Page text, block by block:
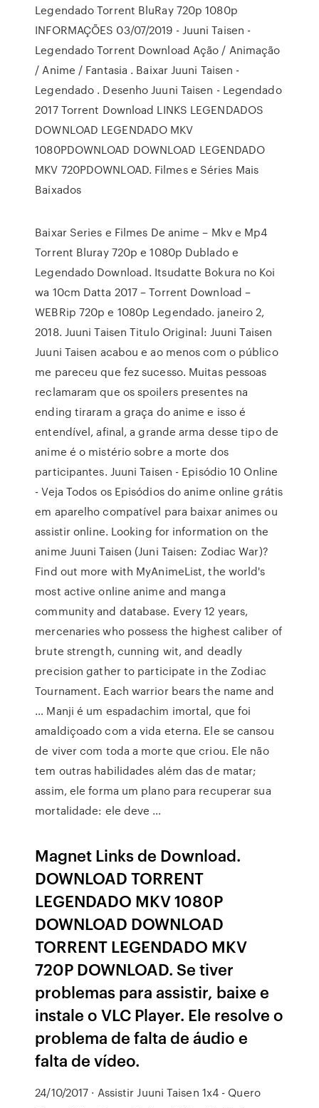
Legendado Torrent BluRay 720p 1080p
INFORMAÇÕES 03/07/2019 - Juuni Taisen -
Legendado Torrent Download Ação / Animação
/ Anime / Fantasia . Baixar Juuni Taisen -
Legendado . Desenho Juuni Taisen - Legendado
2017 Torrent Download LINKS LEGENDADOS
DOWNLOAD LEGENDADO MKV
1080PDOWNLOAD DOWNLOAD LEGENDADO
MKV 720PDOWNLOAD. Filmes e Séries Mais
Baixados
Baixar Series e Filmes De anime – Mkv e Mp4
Torrent Bluray 720p e 1080p Dublado e
Legendado Download. Itsudatte Bokura no Koi
wa 10cm Datta 2017 – Torrent Download –
WEBRip 720p e 1080p Legendado. janeiro 2,
2018. Juuni Taisen Titulo Original: Juuni Taisen
Juuni Taisen acabou e ao menos com o público
me pareceu que fez sucesso. Muitas pessoas
reclamaram que os spoilers presentes na
ending tiraram a graça do anime e isso é
entendível, afinal, a grande arma desse tipo de
anime é o mistério sobre a morte dos
participantes. Juuni Taisen - Episódio 10 Online
- Veja Todos os Episódios do anime online grátis
em aparelho compatível para baixar animes ou
assistir online. Looking for information on the
anime Juuni Taisen (Juni Taisen: Zodiac War)?
Find out more with MyAnimeList, the world's
most active online anime and manga
community and database. Every 12 years,
mercenaries who possess the highest caliber of
brute strength, cunning wit, and deadly
precision gather to participate in the Zodiac
Tournament. Each warrior bears the name and
… Manji é um espadachim imortal, que foi
amaldiçoado com a vida eterna. Ele se cansou
de viver com toda a morte que criou. Ele não
tem outras habilidades além das de matar;
assim, ele forma um plano para recuperar sua
mortalidade: ele deve …
Magnet Links de Download.
DOWNLOAD TORRENT
LEGENDADO MKV 1080P
DOWNLOAD DOWNLOAD
TORRENT LEGENDADO MKV
720P DOWNLOAD. Se tiver
problemas para assistir, baixe e
instale o VLC Player. Ele resolve o
problema de falta de áudio e
falta de vídeo.
24/10/2017 · Assistir Juuni Taisen 1x4 - Quero